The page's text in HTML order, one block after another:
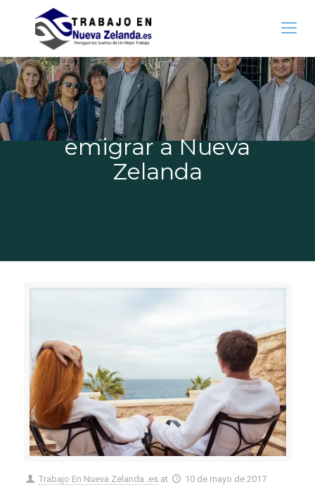
emigrar a Nueva
Zelanda
Trabajo En Nueva Zelanda .es at 10 de mayo de 2017